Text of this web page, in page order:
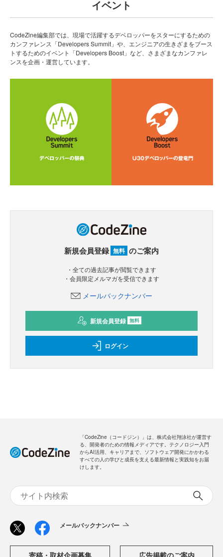
イベント
CodeZine編集部では、現場で活躍するデベロッパーをスターにするための
カンファレンス「Developers Summit」や、エンジニアの生きざまをブース
トするためのイベント「Developers Boost」など、さまざまなカンファレ
ンスを企画・運営しています。
新規会員登録 無料 のご案内
・全ての過去記事が閲覧できます
・会員限定メルマガを受信できます
メールバックナンバー
新規会員登録 無料
ログイン
「CodeZine（コードジン）」は、株式会社翔泳社が運営す
る、開発者のための情報メディアです。テクノロジー入門
からAI活用、キャリアまで、ソフトウェア開発にかかわる
すべての人の学びと成長を支える最新情報と実践知をお届
けします。
メールバックナンバー